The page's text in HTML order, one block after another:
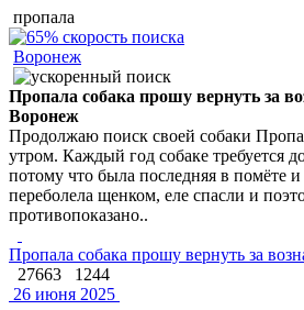
пропала
Воронеж
Пропала собака прошу вернуть за
Воронеж
Продолжаю поиск своей собаки
утром. Каждый год собаке требуется
потому что была последняя в помёте
переболела щенком, еле спасли и
противопоказано..
Пропала собака прошу вернуть за
27663
1244
26 июня 2025